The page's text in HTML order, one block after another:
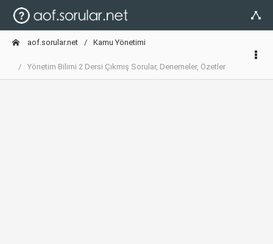
aof.sorular.net Kamu Yönetimi
Yönetim Bilimi 2 Dersi Çıkmış Sorular, Denemeler, Özetler